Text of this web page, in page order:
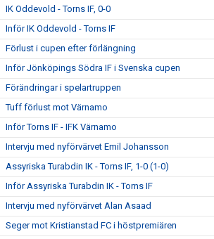
IK Oddevold - Torns IF, 0-0
Inför IK Oddevold - Torns IF
Förlust i cupen efter förlängning
Inför Jönköpings Södra IF i Svenska cupen
Förändringar i spelartruppen
Tuff förlust mot Värnamo
Inför Torns IF - IFK Värnamo
Intervju med nyförvärvet Emil Johansson
Assyriska Turabdin IK - Torns IF, 1-0 (1-0)
Inför Assyriska Turabdin IK - Torns IF
Intervju med nyförvärvet Alan Asaad
Seger mot Kristianstad FC i höstpremiären